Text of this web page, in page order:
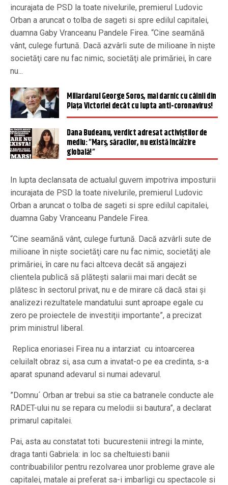
incurajata de PSD la toate nivelurile, premierul Ludovic
Orban a aruncat o tolba de sageti si spre edilul capitalei,
duamna Gaby Vranceanu Pandele Firea. “Cine seamănă
vânt, culege furtună. Dacă azvârli sute de milioane în nişte
societăţi care nu fac nimic, societăţi ale primăriei, în care
nu...
Miliardarul George Soros, mai darnic cu câinii din
Piața Victoriei decât cu lupta anti-coronavirus!
Dana Budeanu, verdict adresat activiștilor de
mediu: ”Marș, săracilor, nu există încălzire
globală!”
In lupta declansata de actualul guvern impotriva imposturii
incurajata de PSD la toate nivelurile, premierul Ludovic
Orban a aruncat o tolba de sageti si spre edilul capitalei,
duamna Gaby Vranceanu Pandele Firea.
“Cine seamănă vânt, culege furtună. Dacă azvârli sute de
milioane în nişte societăţi care nu fac nimic, societăţi ale
primăriei, în care nu faci altceva decât să angajezi
clientela publică să plăteşti salarii mai mari decât se
plătesc în sectorul privat, nu e de mirare că dacă stai şi
analizezi rezultatele mandatului sunt aproape egale cu
zero pe proiectele de investiţii importante”, a precizat
prim ministrul liberal.
Replica enoriasei Firea nu a intarziat cu intoarcerea
celuilalt obraz si, asa cum a invatat-o pe ea credinta, s-a
aparat spunand adevarul si numai adevarul.
”Domnu´ Orban ar trebui sa stie ca batranele conducte ale
RADET-ului nu se repara cu melodii si bautura”, a declarat
primarul capitalei.
Pai, asta au constatat toti bucurestenii intregi la minte,
draga tanti Gabriela: in loc sa cheltuiesti banii
contribuabililor pentru rezolvarea unor probleme grave ale
capitalei, matale ai preferat sa-i imbarligi cu spectacole si